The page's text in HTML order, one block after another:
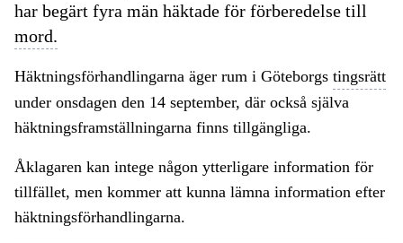
har begärt fyra män häktade för förberedelse till
mord.
Häktningsförhandlingarna äger rum i Göteborgs tingsrätt
under onsdagen den 14 september, där också själva
häktningsframställningarna finns tillgängliga.
Åklagaren kan intege någon ytterligare information för
tillfället, men kommer att kunna lämna information efter
häktningsförhandlingarna.